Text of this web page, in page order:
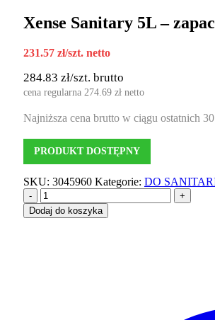
Xense Sanitary 5L –
231.57 zł/szt. netto
284.83 zł/szt. brutto
cena regularna 274.69 zł netto
Najniższa cena brutto w ciągu ostatnich
PRODUKT DOSTĘPNY
SKU: 3045960 Kategorie: DO
-
+
Dodaj do koszyka